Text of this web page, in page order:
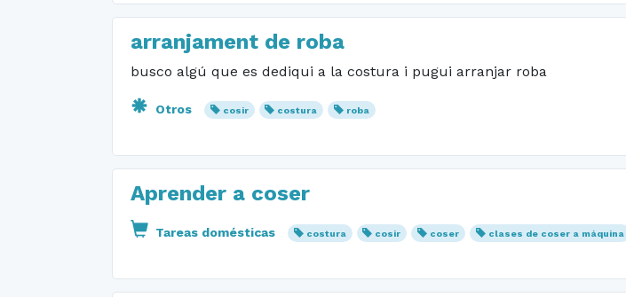
arranjament de roba
busco algú que es dediqui a la costura i pugui arranjar roba
Otros cosir costura roba
Aprender a coser
Tareas domésticas costura cosir coser clases de coser a máquina